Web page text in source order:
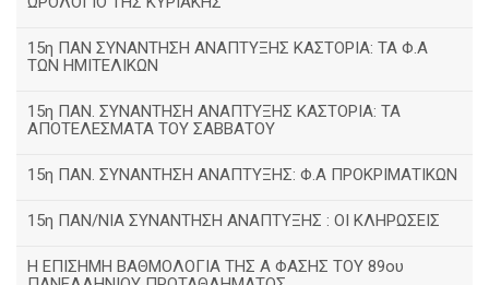
15η ΠΑΝ ΣΥΝΑΝΤΗΣΗ ΑΝΑΠΤΥΞΗΣ ΚΑΣΤΟΡΙΑ: ΤΑ Φ.Α
ΤΩΝ ΗΜΙΤΕΛΙΚΩΝ
15η ΠΑΝ. ΣΥΝΑΝΤΗΣΗ ΑΝΑΠΤΥΞΗΣ ΚΑΣΤΟΡΙΑ: ΤΑ
ΑΠΟΤΕΛΕΣΜΑΤΑ ΤΟΥ ΣΑΒΒΑΤΟΥ
15η ΠΑΝ. ΣΥΝΑΝΤΗΣΗ ΑΝΑΠΤΥΞΗΣ: Φ.Α ΠΡΟΚΡΙΜΑΤΙΚΩΝ
15η ΠΑΝ/ΝΙΑ ΣΥΝΑΝΤΗΣΗ ΑΝΑΠΤΥΞΗΣ : ΟΙ ΚΛΗΡΩΣΕΙΣ
Η ΕΠΙΣΗΜΗ ΒΑΘΜΟΛΟΓΙΑ ΤΗΣ Α ΦΑΣΗΣ ΤΟΥ 89ου